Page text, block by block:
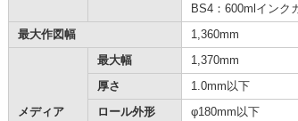
BS4：600mlインク
最大作図幅
1,360mm
メディア
最大幅 1,370mm
厚さ
1.0mm以下
ロール外形
φ180mm以下